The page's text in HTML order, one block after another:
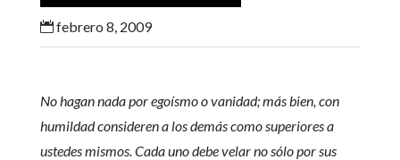
febrero 8, 2009
No hagan nada por egoísmo o vanidad; más bien, con
humildad consideren a los demás como superiores a
ustedes mismos. Cada uno debe velar no sólo por sus